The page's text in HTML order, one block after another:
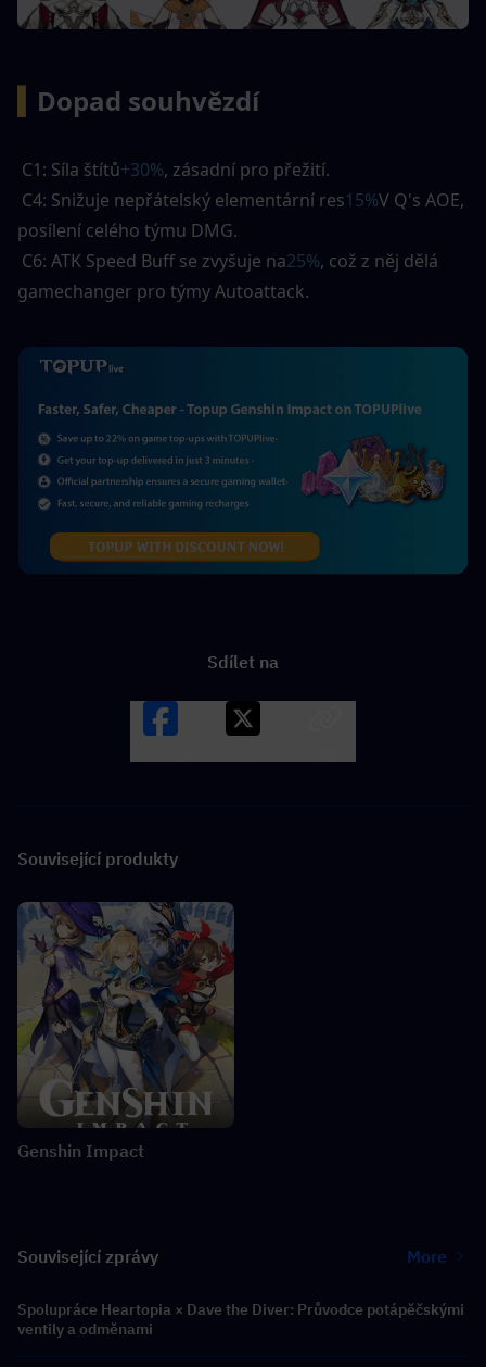
Dopad souhvězdí
C1: Síla štítů+30%, zásadní pro přežití.
C4: Snižuje nepřátelský elementární res15%V Q's AOE,
posílení celého týmu DMG.
C6: ATK Speed ​​Buff se zvyšuje na25%, což z něj dělá
gamechanger pro týmy Autoattack.
Sdílet na
Související produkty
Genshin Impact
Související zprávy More
Spolupráce Heartopia × Dave the Diver: Průvodce potápěčskými
ventily a odměnami